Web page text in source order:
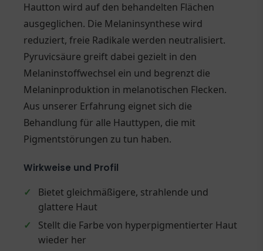
Hautton wird auf den behandelten Flächen
ausgeglichen. Die Melaninsynthese wird
reduziert, freie Radikale werden neutralisiert.
Pyruvicsäure greift dabei gezielt in den
Melaninstoffwechsel ein und begrenzt die
Melaninproduktion in melanotischen Flecken.
Aus unserer Erfahrung eignet sich die
Behandlung für alle Hauttypen, die mit
Pigmentstörungen zu tun haben.
Wirkweise und Profil
✓
Bietet gleichmäßigere, strahlende und
glattere Haut
✓
Stellt die Farbe von hyperpigmentierter Haut
wieder her